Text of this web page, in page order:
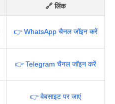
🔗 लिंक
👉 WhatsApp चैनल जॉइन करें
👉 Telegram चैनल जॉइन करें
👉 वेबसाइट पर जाएं